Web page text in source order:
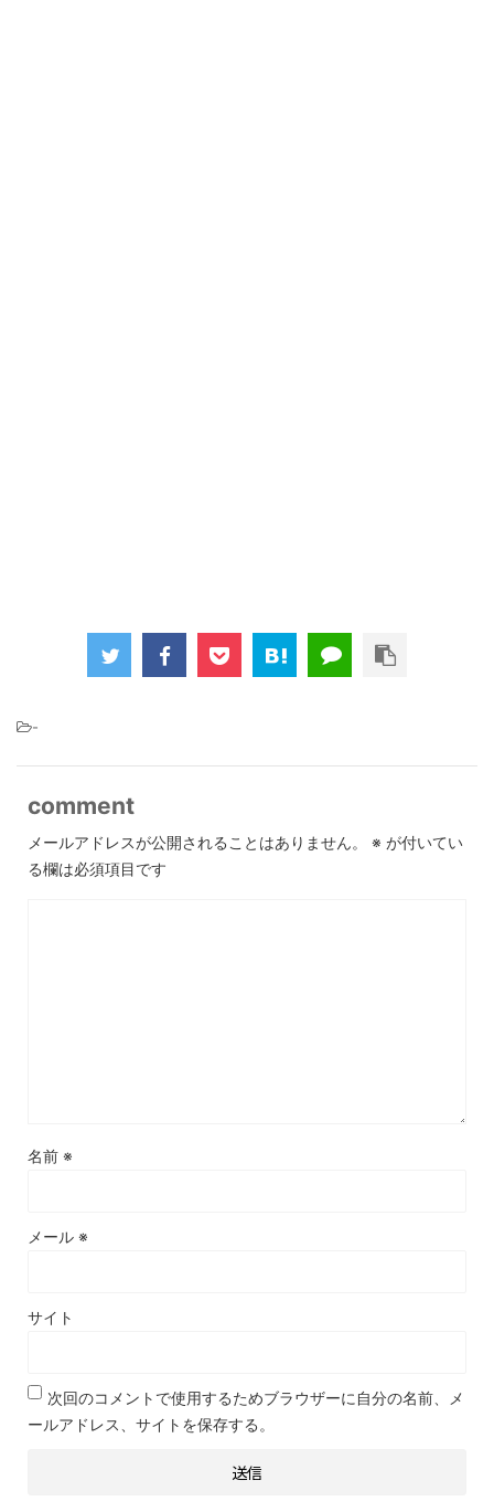
-
comment
メールアドレスが公開されることはありません。 ※ が付いてい
る欄は必須項目です
名前 ※
メール ※
サイト
次回のコメントで使用するためブラウザーに自分の名前、メ
ールアドレス、サイトを保存する。